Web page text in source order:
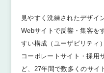
見やすく洗練されたデザイ
Webサイトで反響・集客を
すい構成（ユーザビリティ
コーポレートサイト・採用
ど、27年間で数多くのサイ